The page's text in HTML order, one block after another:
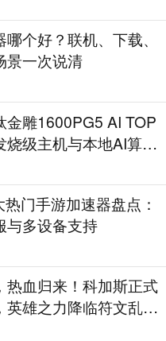
个好？联机、下载、
景一次说清
金雕1600PG5 AI TOP
烧级主机与本地AI算力
方案
门手游加速器盘点：
与多设备支持
热血归来！科加斯正式
英雄之力降临符文乱